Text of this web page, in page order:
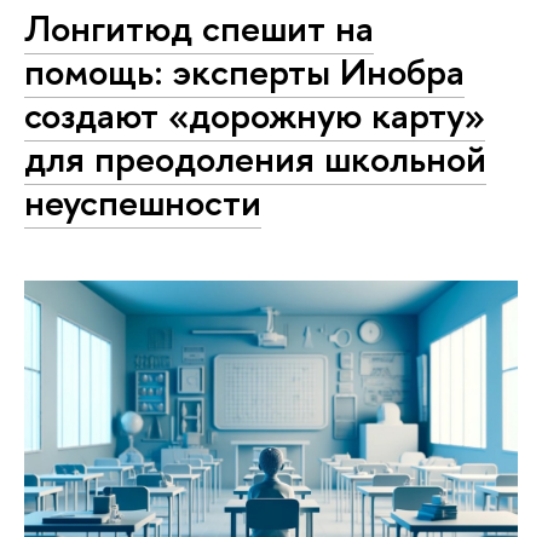
Лонгитюд спешит на
помощь: эксперты Инобра
создают «дорожную карту»
для преодоления школьной
неуспешности